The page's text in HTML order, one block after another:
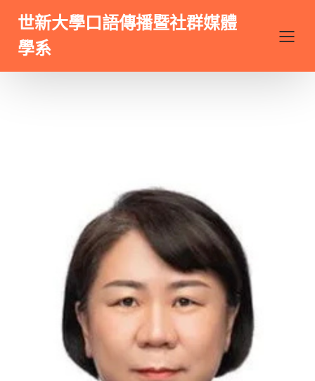
世新大學口語傳播暨社群媒體
學系